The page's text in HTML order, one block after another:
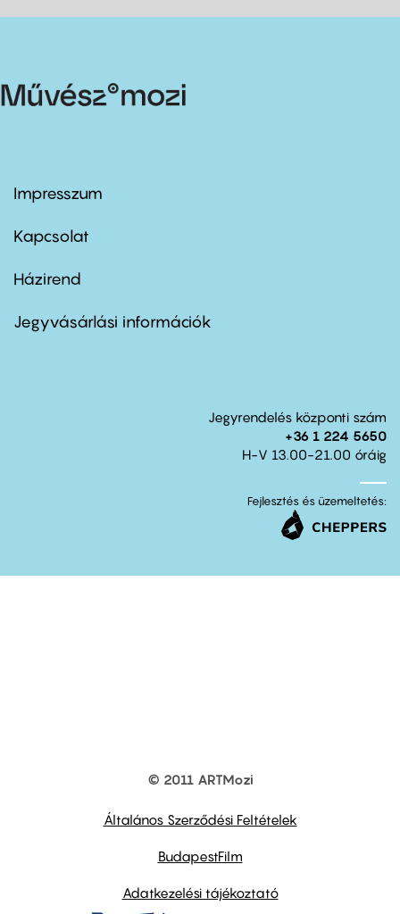
Footer
first
Impresszum
Kapcsolat
Footer
second
Házirend
Jegyvásárlási információk
Jegyrendelés központi szám
+36 1 224 5650
H-V 13.00-21.00 óráig
Fejlesztés és üzemeltetés:
© 2011 ARTMozi
Általános Szerződési Feltételek
BudapestFilm
Adatkezelési tájékoztató